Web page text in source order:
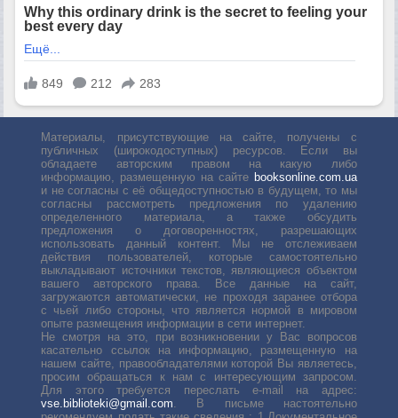
Материалы, присутствующие на сайте, получены с
публичных (широкодоступных) ресурсов. Если вы
обладаете авторским правом на какую либо
информацию, размещенную на сайте booksonline.com.ua
и не согласны с её общедоступностью в будущем, то мы
согласны рассмотреть предложения по удалению
определенного материала, а также обсудить
предложения о договоренностях, разрешающих
использовать данный контент. Мы не отслеживаем
действия пользователей, которые самостоятельно
выкладывают источники текстов, являющиеся объектом
вашего авторского права. Все данные на сайт,
загружаются автоматически, не проходя заранее отбора
с чьей либо стороны, что является нормой в мировом
опыте размещения информации в сети интернет.
Не смотря на это, при возникновении у Вас вопросов
касательно ссылок на информацию, размещенную на
нашем сайте, правообладателями которой Вы являетесь,
просим обращаться к нам с интересующим запросом.
Для этого требуется переслать е-mail на адрес:
vse.biblioteki@gmail.com . В письме настоятельно